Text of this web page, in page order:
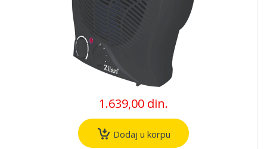
1.639,00 din.
Dodaj u korpu